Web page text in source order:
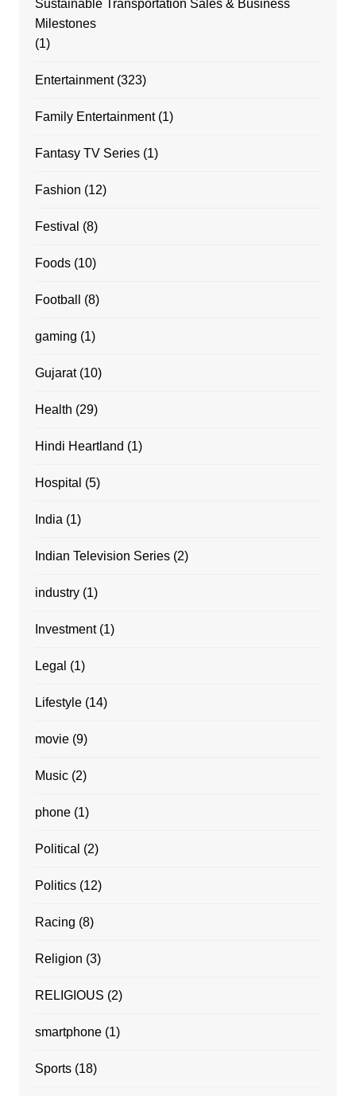
Sustainable Transportation Sales & Business
Milestones
(1)
Entertainment(323)
Family Entertainment(1)
Fantasy TV Series(1)
Fashion (12)
Festival (8)
Foods(10)
Football (8)
gaming (1)
Gujarat(10)
Health (29)
Hindi Heartland (1)
Hospital (5)
India (1)
Indian Television Series(2)
industry(1)
Investment(1)
Legal (1)
Lifestyle(14)
movie(9)
Music(2)
phone(1)
Political (2)
Politics(12)
Racing (8)
Religion (3)
RELIGIOUS (2)
smartphone(1)
Sports(18)